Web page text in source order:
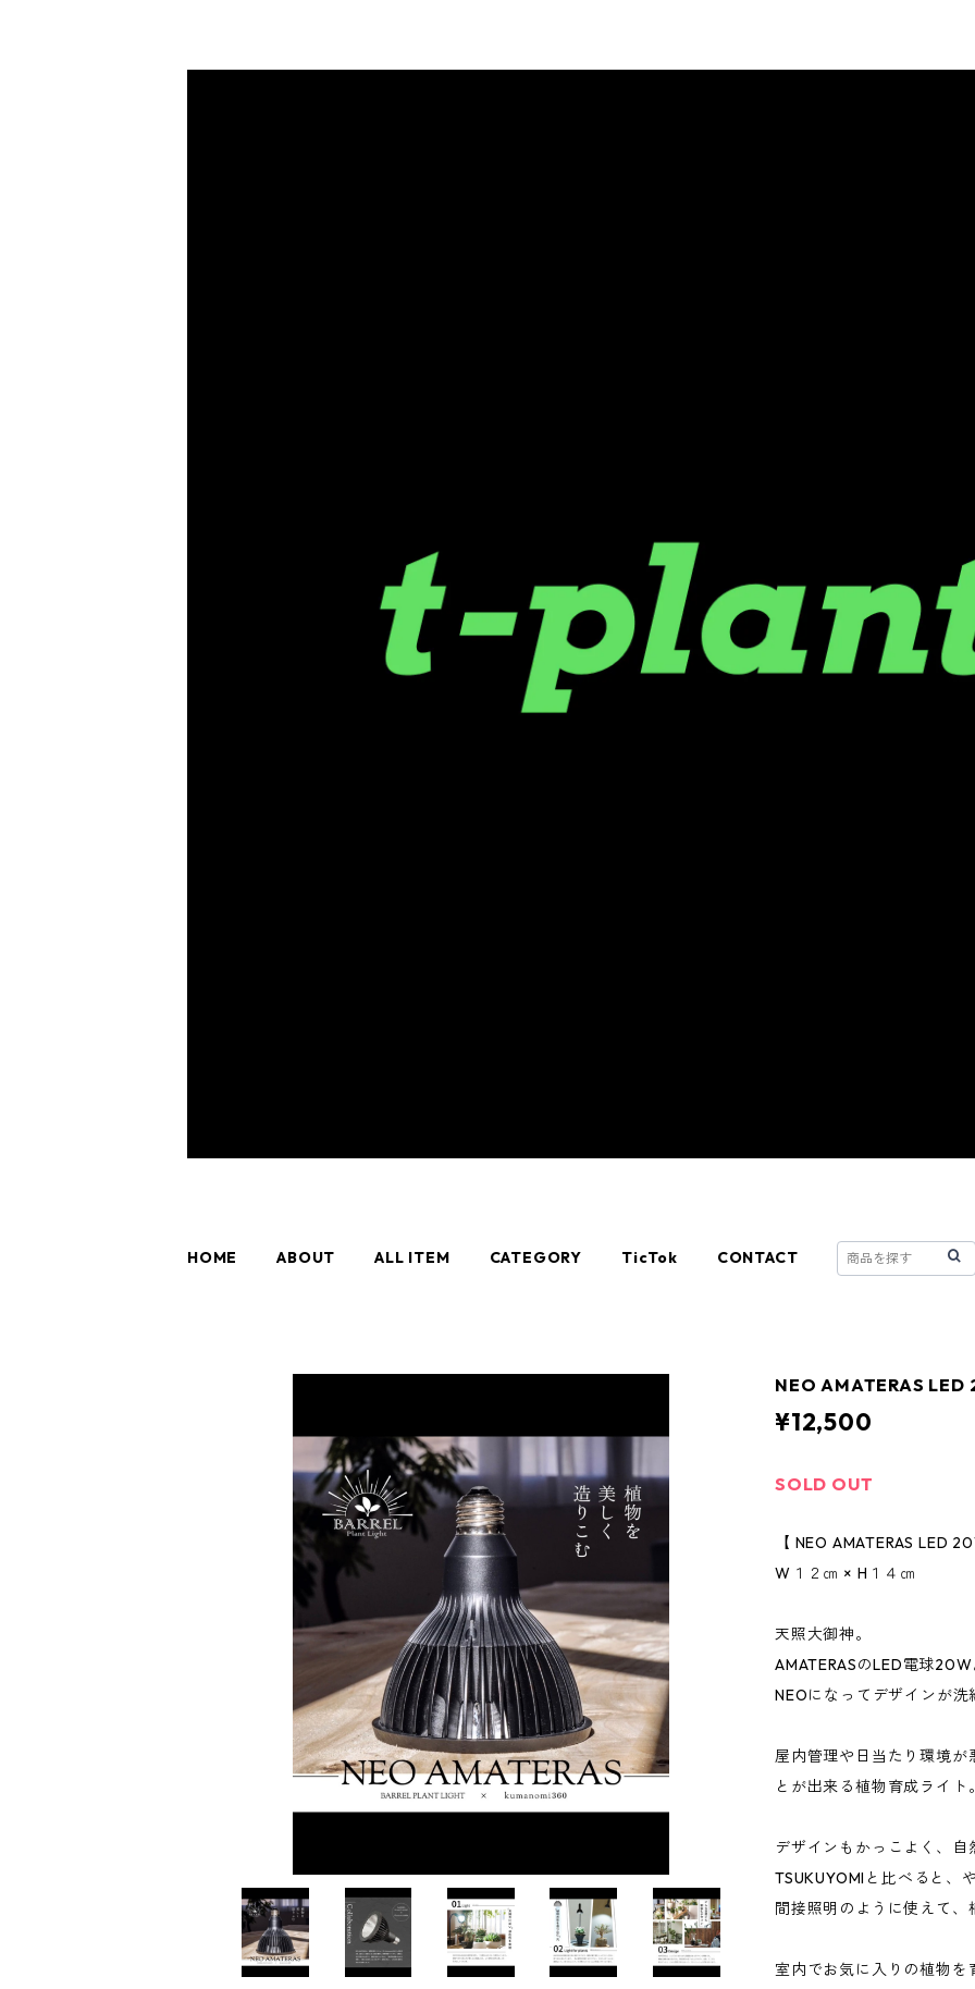
HOME ABOUT ALL ITEM CATEGORY TicTok CONTACT
NEO AMATERAS LED
¥12,500
SOLD OUT
【 NEO AMATERAS LED
W１２㎝ × H１４㎝
天照大御神。
AMATERASのLED電球
NEOになってデザインが
屋内管理や日当たり環境
とが出来る植物育成ライト
デザインもかっこよく、自
TSUKUYOMIと比べると、
間接照明のように使えて、
室内でお気に入りの植物を